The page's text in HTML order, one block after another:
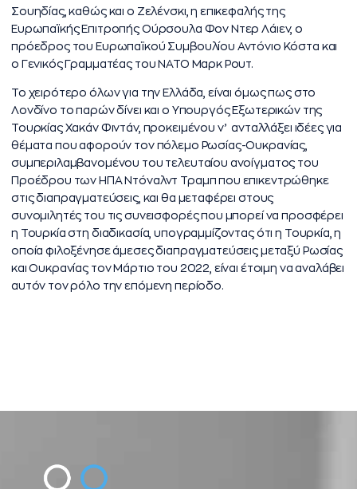
Σουηδίας, καθώς και ο Ζελένσκι, η επικεφαλής της
Ευρωπαϊκής Επιτροπής Ούρσουλα Φον Ντερ Λάιεν, ο
πρόεδρος του Ευρωπαϊκού Συμβουλίου Αντόνιο Κόστα και
ο Γενικός Γραμματέας του ΝΑΤΟ Μαρκ Ρουτ.
Το χειρότερο όλων για την Ελλάδα, είναι όμως πως στο
Λονδίνο το παρών δίνει και ο Υπουργός Εξωτερικών της
Τουρκίας Χακάν Φιντάν, προκειμένου ν’ ανταλλάξει ιδέες για
θέματα που αφορούν τον πόλεμο Ρωσίας-Ουκρανίας,
συμπεριλαμβανομένου του τελευταίου ανοίγματος του
Προέδρου των ΗΠΑ Ντόναλντ Τραμπ που επικεντρώθηκε
στις διαπραγματεύσεις, και θα μεταφέρει στους
συνομιλητές του τις συνεισφορές που μπορεί να προσφέρει
η Τουρκία στη διαδικασία, υπογραμμίζοντας ότι η Τουρκία, η
οποία φιλοξένησε άμεσες διαπραγματεύσεις μεταξύ Ρωσίας
και Ουκρανίας τον Μάρτιο του 2022, είναι έτοιμη να αναλάβει
αυτόν τον ρόλο την επόμενη περίοδο.